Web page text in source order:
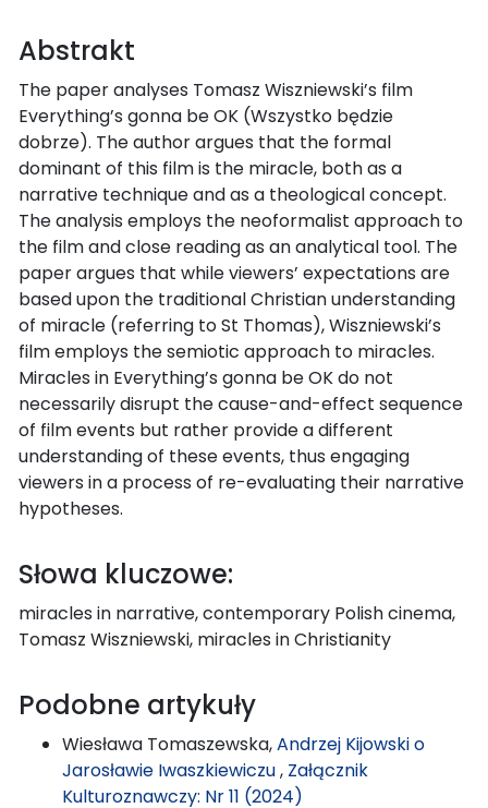
Abstrakt
The paper analyses Tomasz Wiszniewski’s film
Everything’s gonna be OK (Wszystko będzie
dobrze). The author argues that the formal
dominant of this film is the miracle, both as a
narrative technique and as a theological concept.
The analysis employs the neoformalist approach to
the film and close reading as an analytical tool. The
paper argues that while viewers’ expectations are
based upon the traditional Christian understanding
of miracle (referring to St Thomas), Wiszniewski’s
film employs the semiotic approach to miracles.
Miracles in Everything’s gonna be OK do not
necessarily disrupt the cause-and-effect sequence
of film events but rather provide a different
understanding of these events, thus engaging
viewers in a process of re-evaluating their narrative
hypotheses.
Słowa kluczowe:
miracles in narrative, contemporary Polish cinema,
Tomasz Wiszniewski, miracles in Christianity
Podobne artykuły
Wiesława Tomaszewska,Andrzej Kijowski o
Jarosławie Iwaszkiewiczu, Załącznik
Kulturoznawczy: Nr 11 (2024)